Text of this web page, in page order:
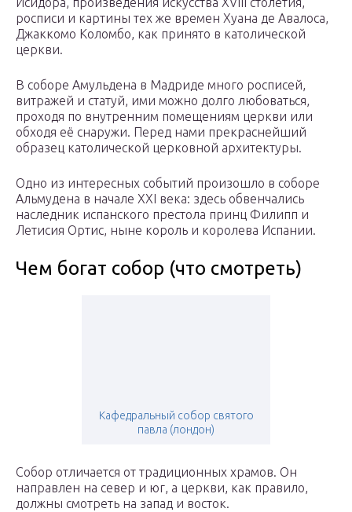
росписи и картины тех же времен Хуана де Авалоса,
Джаккомо Коломбо, как принято в католической
церкви.
В соборе Амульдена в Мадриде много росписей,
витражей и статуй, ими можно долго любоваться,
проходя по внутренним помещениям церкви или
обходя её снаружи. Перед нами прекраснейший
образец католической церковной архитектуры.
Одно из интересных событий произошло в соборе
Альмудена в начале XXI века: здесь обвенчались
наследник испанского престола принц Филипп и
Летисия Ортис, ныне король и королева Испании.
Чем богат собор (что смотреть)
Кафедральный собор святого
павла (лондон)
Собор отличается от традиционных храмов. Он
направлен на север и юг, а церкви, как правило,
должны смотреть на запад и восток.